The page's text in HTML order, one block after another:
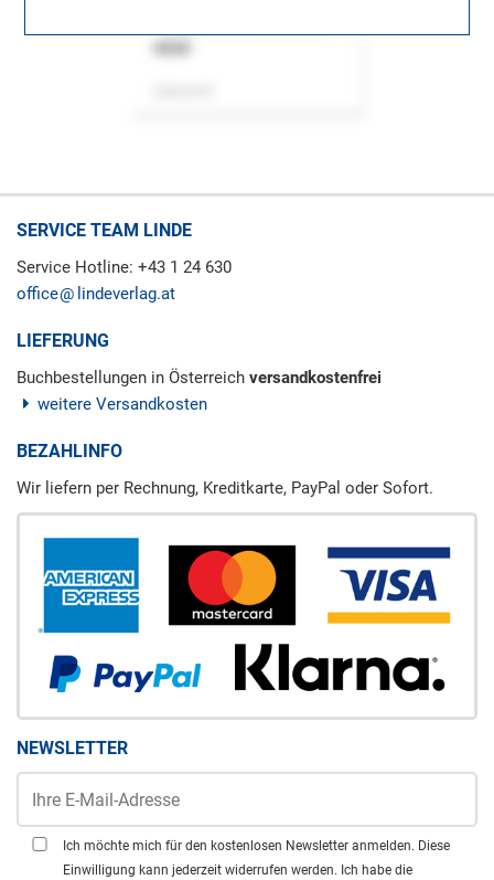
SERVICE TEAM LINDE
Service Hotline: +43 1 24 630
office
lindeverlag.at
LIEFERUNG
Buchbestellungen in Österreich versandkostenfrei
weitere Versandkosten
BEZAHLINFO
Wir liefern per Rechnung, Kreditkarte, PayPal oder Sofort.
NEWSLETTER
Ich möchte mich für den kostenlosen Newsletter anmelden. Diese
Einwilligung kann jederzeit widerrufen werden. Ich habe die